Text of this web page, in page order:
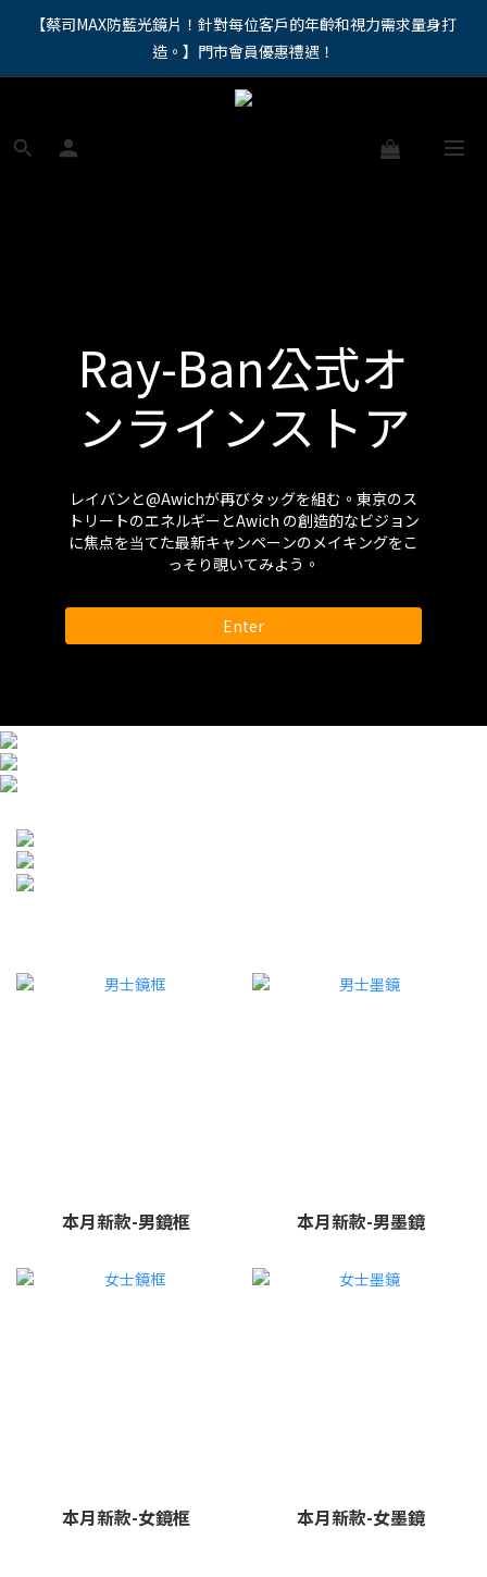
"馬年新章續寫，視界品味進階，限時禮遇 9 折無上限，12期分期
免手續費。。
【蔡司MAX防藍光鏡片！針對每位客戶的年齡和視力需求量身打
造。】門市會員優惠禮遇！
"馬年新章續寫，視界品味進階，限時禮遇 9 折無上限，12期分期
Ray-Ban公式オ
ンラインストア
レイバンと‪@Awich‬が再びタッグを組む。東京のス
トリートのエネルギーとAwich の創造的なビジョン
に焦点を当てた最新キャンペーンのメイキングをこ
っそり覗いてみよう。
Enter
本月新款-男鏡框 本月新款-男墨鏡
本月新款-女鏡框 本月新款-女墨鏡